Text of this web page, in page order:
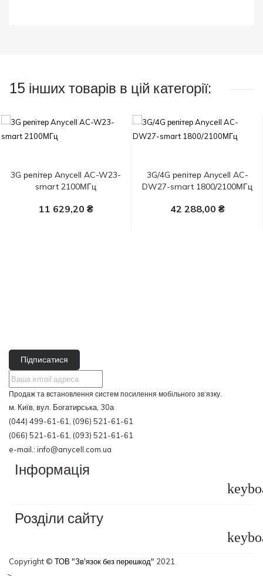
15 інших товарів в цій категорії:
3G репітер Anycell AC-W23-
smart 2100МГц
11 629,20 ₴
3G/4G репітер Anycell AC-
DW27-smart 1800/2100МГц
42 288,00 ₴
Підписатися
Продаж та встановлення систем посилення мобільного зв’язку.
м. Київ, вул. Богатирська, 30а
(044) 499-61-61, (096) 521-61-61
(066) 521-61-61, (093) 521-61-61
e-mail.: info@anycell.com.ua
Інформація
Розділи сайту
Copyright © ТОВ "Зв'язок без перешкод" 2021